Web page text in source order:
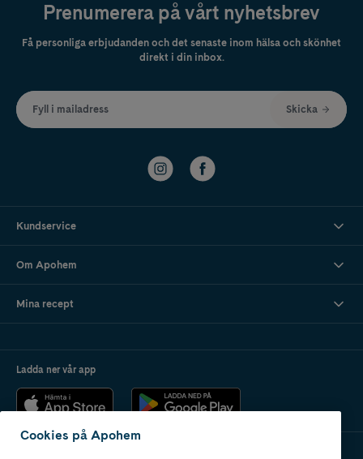
Prenumerera på vårt nyhetsbrev
Få personliga erbjudanden och det senaste inom hälsa och skönhet
direkt i din inbox.
Fyll i mailadress Skicka
Kundservice
Om Apohem
Mina recept
Ladda ner vår app
Cookies på Apohem